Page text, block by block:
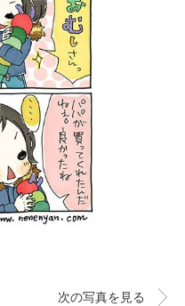
次の写真を見る